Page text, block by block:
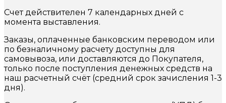
Счет действителен 7 календарных дней с
момента выставления.
Заказы, оплаченные банковским переводом или
по безналичному расчету доступны для
самовывоза, или доставляются до Покупателя,
только после поступления денежных средств на
наш расчетный счёт (средний срок зачисления 1-3
дня).